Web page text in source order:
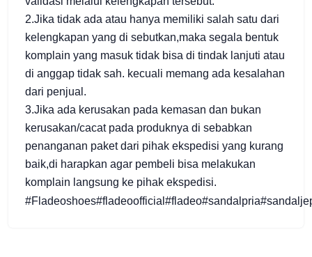
2.Jika tidak ada atau hanya memiliki salah satu dari
kelengkapan yang di sebutkan,maka segala bentuk
komplain yang masuk tidak bisa di tindak lanjuti atau
di anggap tidak sah. kecuali memang ada kesalahan
dari penjual.
3.Jika ada kerusakan pada kemasan dan bukan
kerusakan/cacat pada produknya di sebabkan
penanganan paket dari pihak ekspedisi yang kurang
baik,di harapkan agar pembeli bisa melakukan
komplain langsung ke pihak ekspedisi.